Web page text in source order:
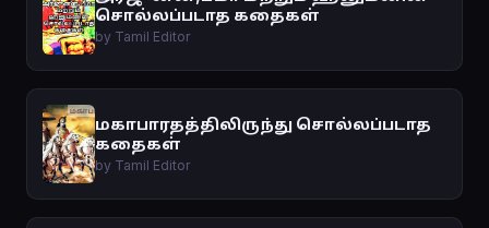
சொல்லப்படாத கதைகள்
by Tamil Editor
மகாபாரதத்திலிருந்து சொல்லப்படாத
கதைகள்
by Tamil Editor